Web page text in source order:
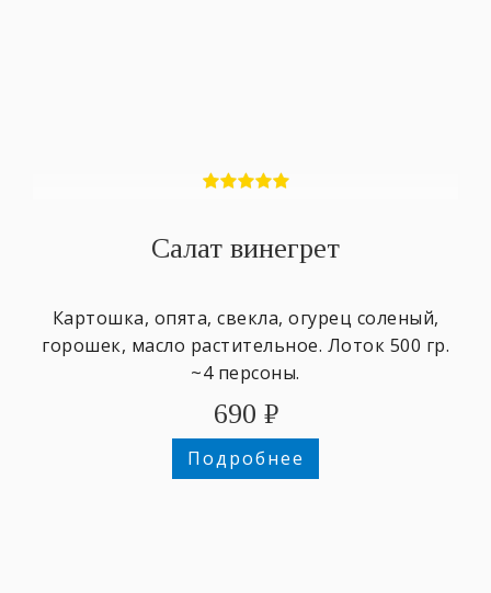
Салат винегрет
Картошка, опята, свекла, огурец соленый,
горошек, масло растительное. Лоток 500 гр.
~4 персоны.
690 ₽
Подробнее